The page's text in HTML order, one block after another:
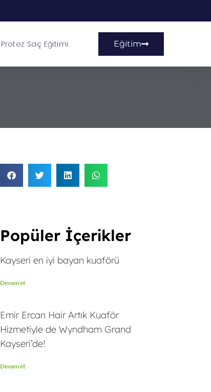
Protez Saç Eğitimi Eğitim
Popüler İçerikler
Kayseri en iyi bayan kuaförü
Devam et
Emir Ercan Hair Artık Kuaför
Hizmetiyle de Wyndham Grand
Kayseri’de!
Devam et